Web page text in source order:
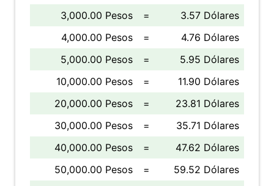
3,000.00 Pesos
=
3.57 Dólares
4,000.00 Pesos
=
4.76 Dólares
5,000.00 Pesos
=
5.95 Dólares
10,000.00 Pesos
=
11.90 Dólares
20,000.00 Pesos
=
23.81 Dólares
30,000.00 Pesos
=
35.71 Dólares
40,000.00 Pesos
=
47.62 Dólares
50,000.00 Pesos
=
59.52 Dólares